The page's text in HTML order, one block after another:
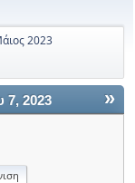
2023
»
7, 2023